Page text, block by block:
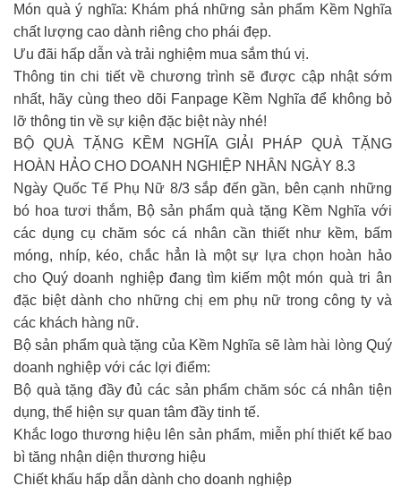
Món quà ý nghĩa: Khám phá những sản phẩm Kềm Nghĩa
chất lượng cao dành riêng cho phái đẹp.
Ưu đãi hấp dẫn và trải nghiệm mua sắm thú vị.
Thông tin chi tiết về chương trình sẽ được cập nhật sớm
nhất, hãy cùng theo dõi Fanpage Kềm Nghĩa để không bỏ
lỡ thông tin về sự kiện đặc biệt này nhé!
BỘ QUÀ TẶNG KỀM NGHĨA GIẢI PHÁP QUÀ TẶNG
HOÀN HẢO CHO DOANH NGHIỆP NHÂN NGÀY 8.3
Ngày Quốc Tế Phụ Nữ 8/3 sắp đến gần, bên cạnh những
bó hoa tươi thắm, Bộ sản phẩm quà tặng Kềm Nghĩa với
các dụng cụ chăm sóc cá nhân cần thiết như kềm, bấm
móng, nhíp, kéo, chắc hẳn là một sự lựa chọn hoàn hảo
cho Quý doanh nghiệp đang tìm kiếm một món quà tri ân
đặc biệt dành cho những chị em phụ nữ trong công ty và
các khách hàng nữ.
Bộ sản phẩm quà tặng của Kềm Nghĩa sẽ làm hài lòng Quý
doanh nghiệp với các lợi điểm:
Bộ quà tặng đầy đủ các sản phẩm chăm sóc cá nhân tiện
dụng, thể hiện sự quan tâm đầy tinh tế.
Khắc logo thương hiệu lên sản phẩm, miễn phí thiết kế bao
bì tăng nhận diện thương hiệu
Chiết khấu hấp dẫn dành cho doanh nghiệp